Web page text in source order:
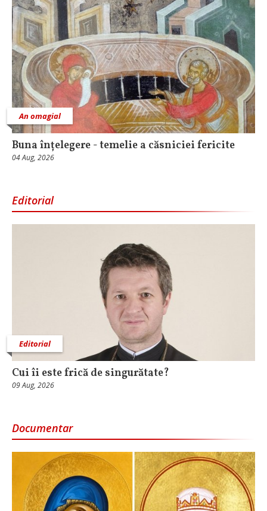
An omagial
Buna înțelegere - temelie a căsniciei fericite
04 Aug, 2026
Editorial
Editorial
Cui îi este frică de singurătate?
09 Aug, 2026
Documentar